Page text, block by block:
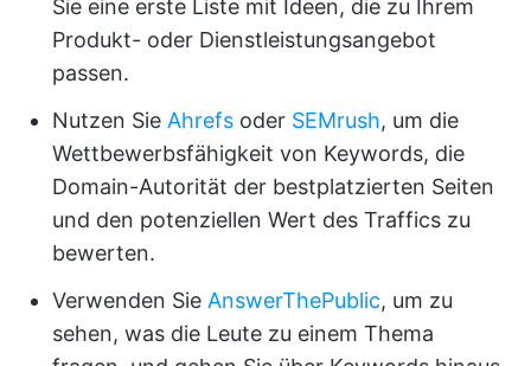
Sie eine erste Liste mit Ideen, die zu Ihrem
Produkt- oder Dienstleistungsangebot
passen.
Nutzen Sie Ahrefs oder SEMrush, um die
Wettbewerbsfähigkeit von Keywords, die
Domain-Autorität der bestplatzierten Seiten
und den potenziellen Wert des Traffics zu
bewerten.
Verwenden Sie AnswerThePublic, um zu
sehen, was die Leute zu einem Thema